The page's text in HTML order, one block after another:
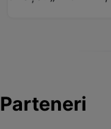
Parteneri